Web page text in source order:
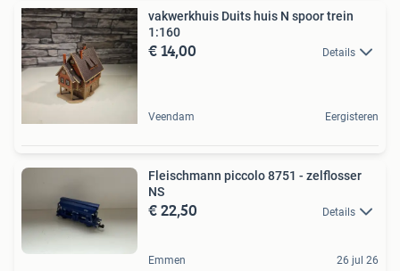
vakwerkhuis Duits huis N spoor trein
1:160
€ 14,00 Details
Veendam Eergisteren
Fleischmann piccolo 8751 - zelflosser
NS
€ 22,50 Details
Emmen 26 jul 26